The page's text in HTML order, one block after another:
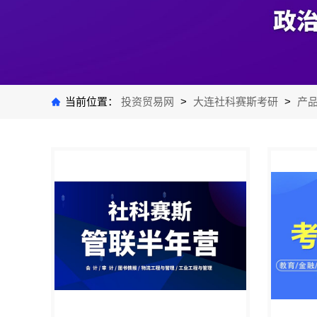
当前位置： 投资贸易网 > 大连社科赛斯考研 > 产